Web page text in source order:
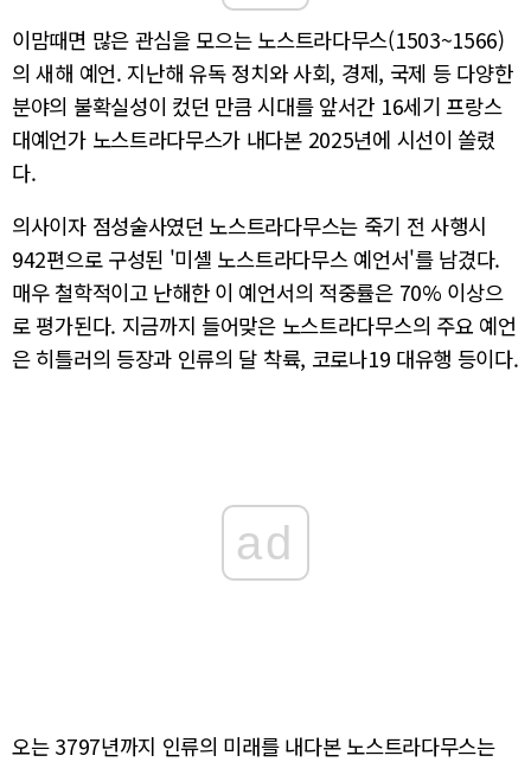
이맘때면 많은 관심을 모으는 노스트라다무스(1503~1566)
의 새해 예언. 지난해 유독 정치와 사회, 경제, 국제 등 다양한
분야의 불확실성이 컸던 만큼 시대를 앞서간 16세기 프랑스
대예언가 노스트라다무스가 내다본 2025년에 시선이 쏠렸
다.
의사이자 점성술사였던 노스트라다무스는 죽기 전 사행시
942편으로 구성된 '미셸 노스트라다무스 예언서'를 남겼다.
매우 철학적이고 난해한 이 예언서의 적중률은 70% 이상으
로 평가된다. 지금까지 들어맞은 노스트라다무스의 주요 예언
은 히틀러의 등장과 인류의 달 착륙, 코로나19 대유행 등이다.
ad
오는 3797년까지 인류의 미래를 내다본 노스트라다무스는